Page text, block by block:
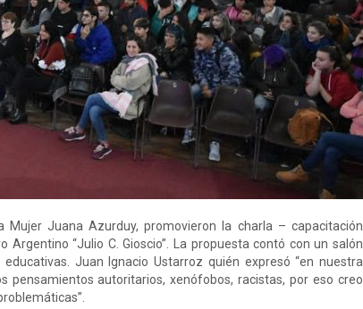
Juana Azurduy, promovieron la charla – capacitación
Argentino “Julio C. Gioscio”. La propuesta contó con un salón
Juan Ignacio Ustarroz quién expresó “en nuestra
pensamientos autoritarios, xenófobos, racistas, por eso creo